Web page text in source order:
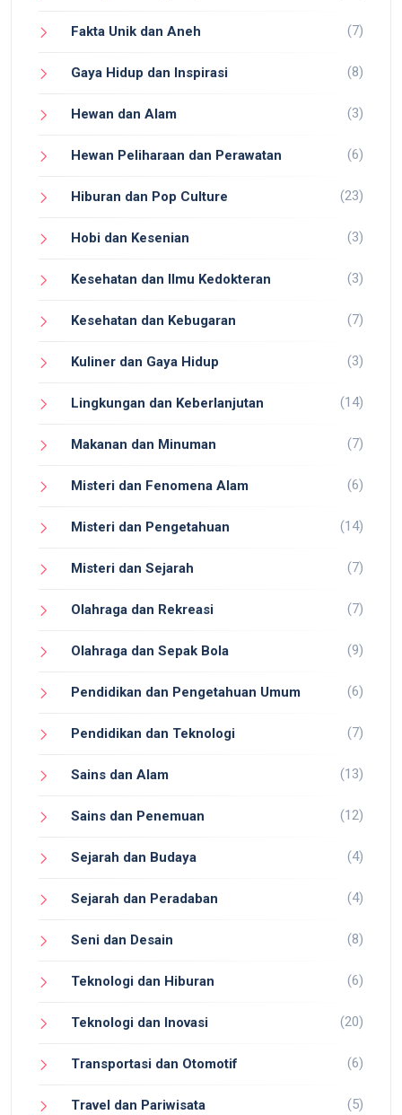
Fakta Unik dan Aneh (7)
Gaya Hidup dan Inspirasi (8)
Hewan dan Alam (3)
Hewan Peliharaan dan Perawatan (6)
Hiburan dan Pop Culture (23)
Hobi dan Kesenian (3)
Kesehatan dan Ilmu Kedokteran (3)
Kesehatan dan Kebugaran (7)
Kuliner dan Gaya Hidup (3)
Lingkungan dan Keberlanjutan (14)
Makanan dan Minuman (7)
Misteri dan Fenomena Alam (6)
Misteri dan Pengetahuan (14)
Misteri dan Sejarah (7)
Olahraga dan Rekreasi (7)
Olahraga dan Sepak Bola (9)
Pendidikan dan Pengetahuan Umum (6)
Pendidikan dan Teknologi (7)
Sains dan Alam (13)
Sains dan Penemuan (12)
Sejarah dan Budaya (4)
Sejarah dan Peradaban (4)
Seni dan Desain (8)
Teknologi dan Hiburan (6)
Teknologi dan Inovasi (20)
Transportasi dan Otomotif (6)
Travel dan Pariwisata (5)